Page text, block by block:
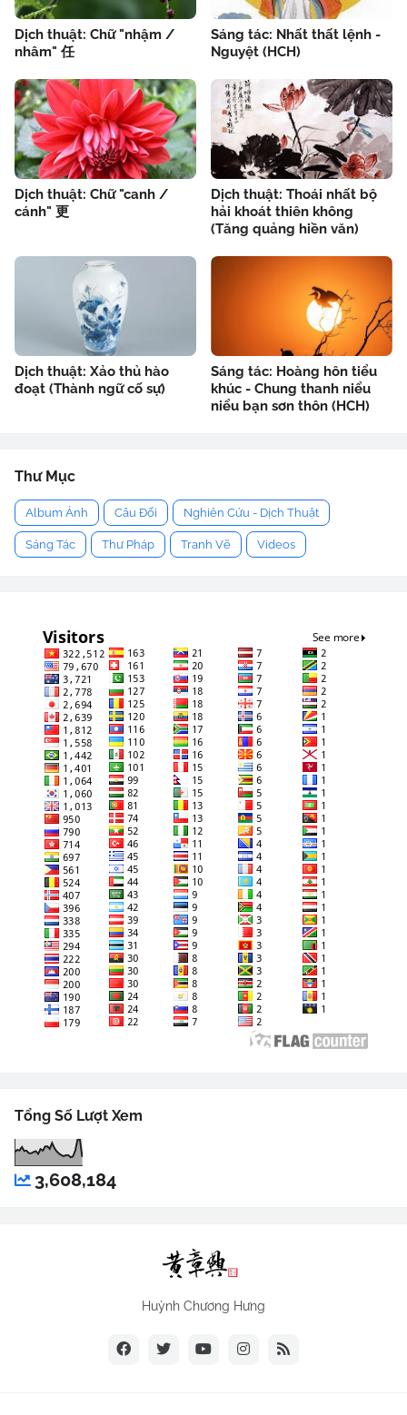
Dịch thuật: Chữ "nhậm /
nhâm" 任
Sáng tác: Nhất thất lệnh -
Nguyệt (HCH)
Dịch thuật: Chữ "canh /
cánh" 更
Dịch thuật: Thoái nhất bộ
hải khoát thiên không
(Tăng quảng hiền văn)
Dịch thuật: Xảo thủ hào
đoạt (Thành ngữ cố sự)
Sáng tác: Hoàng hôn tiểu
khúc - Chung thanh niểu
niểu bạn sơn thôn (HCH)
Thư Mục
Album Ảnh Câu Đối Nghiên Cứu - Dịch Thuật
Sáng Tác Thư Pháp Tranh Vẽ Videos
Tổng Số Lượt Xem
3,608,184
Huỳnh Chương Hưng